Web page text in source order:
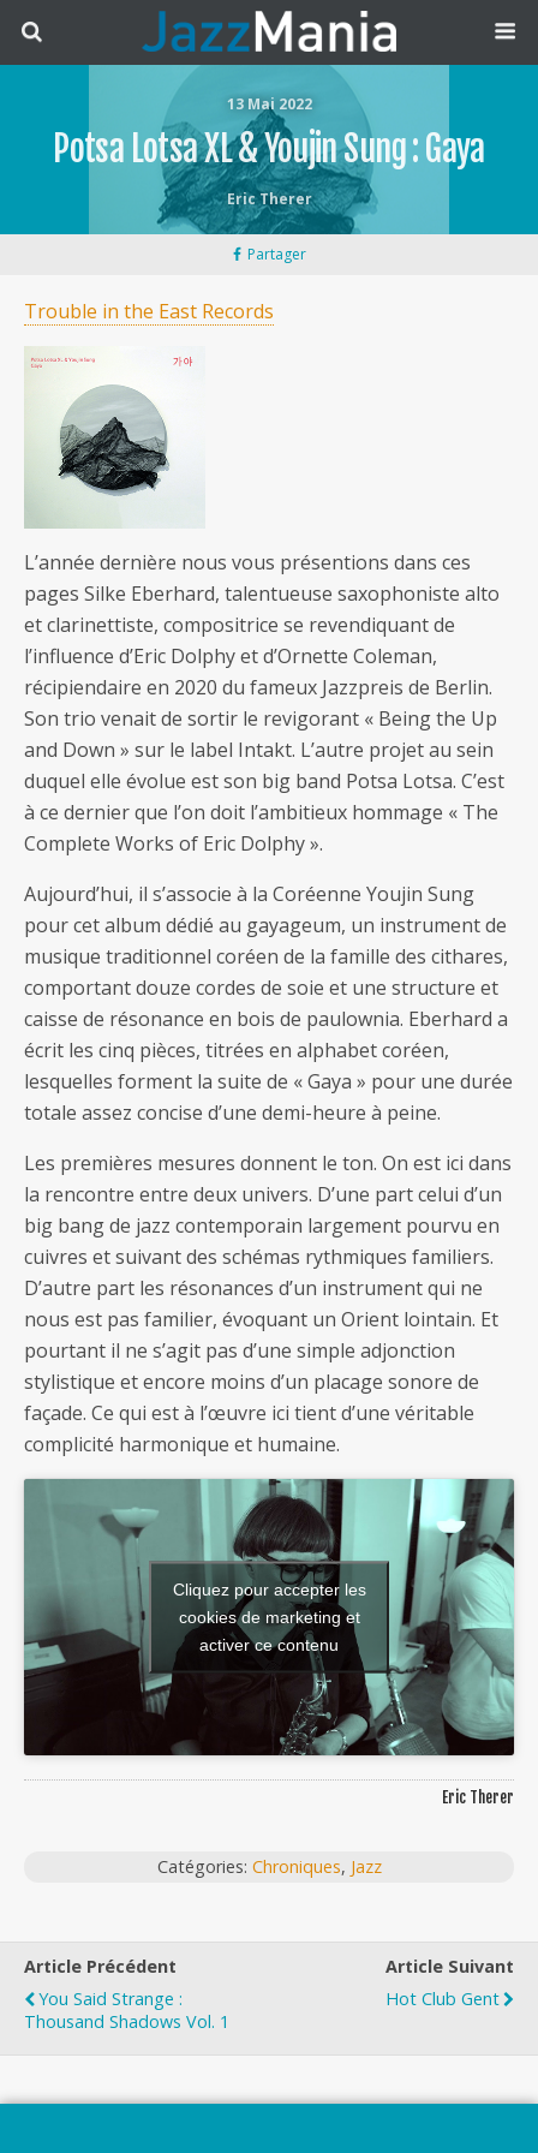
13 Mai 2022
Potsa Lotsa XL & Youjin Sung : Gaya
Eric Therer
Partager
Trouble in the East Records
L’année dernière nous vous présentions dans ces
pages Silke Eberhard, talentueuse saxophoniste alto
et clarinettiste, compositrice se revendiquant de
l’influence d’Eric Dolphy et d’Ornette Coleman,
récipiendaire en 2020 du fameux Jazzpreis de Berlin.
Son trio venait de sortir le revigorant « Being the Up
and Down » sur le label Intakt. L’autre projet au sein
duquel elle évolue est son big band Potsa Lotsa. C’est
à ce dernier que l’on doit l’ambitieux hommage « The
Complete Works of Eric Dolphy ».
Aujourd’hui, il s’associe à la Coréenne Youjin Sung
pour cet album dédié au gayageum, un instrument de
musique traditionnel coréen de la famille des cithares,
comportant douze cordes de soie et une structure et
caisse de résonance en bois de paulownia. Eberhard a
écrit les cinq pièces, titrées en alphabet coréen,
lesquelles forment la suite de « Gaya » pour une durée
totale assez concise d’une demi-heure à peine.
Les premières mesures donnent le ton. On est ici dans
la rencontre entre deux univers. D’une part celui d’un
big bang de jazz contemporain largement pourvu en
cuivres et suivant des schémas rythmiques familiers.
D’autre part les résonances d’un instrument qui ne
nous est pas familier, évoquant un Orient lointain. Et
pourtant il ne s’agit pas d’une simple adjonction
stylistique et encore moins d’un placage sonore de
façade. Ce qui est à l’œuvre ici tient d’une véritable
complicité harmonique et humaine.
Cliquez pour accepter les
cookies de marketing et
activer ce contenu
Eric Therer
Catégories: Chroniques, Jazz
Article Précédent
You Said Strange :
Thousand Shadows Vol. 1
Article Suivant
Hot Club Gent